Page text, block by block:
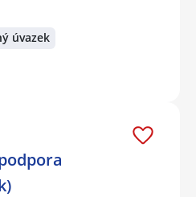
úvazek